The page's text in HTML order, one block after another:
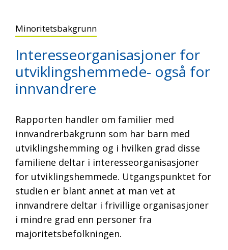
Minoritetsbakgrunn
Interesseorganisasjoner for
utviklingshemmede- også for
innvandrere
Rapporten handler om familier med
innvandrerbakgrunn som har barn med
utviklingshemming og i hvilken grad disse
familiene deltar i interesseorganisasjoner
for utviklingshemmede. Utgangspunktet for
studien er blant annet at man vet at
innvandrere deltar i frivillige organisasjoner
i mindre grad enn personer fra
majoritetsbefolkningen.